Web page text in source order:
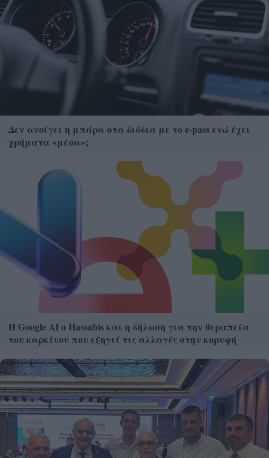
Δεν ανοίγει η μπάρα στα διόδια με το e-pass ενώ έχει
χρήματα «μέσα»;
Η Google ΑΙ ο Hassabis και η δήλωση για την θεραπεία
του καρκίνου που εξηγεί τις αλλαγές στην κορυφή